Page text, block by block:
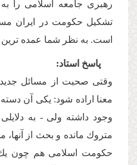
رهبرى جامعه اسلامى را به
تشكیل حكومت در ایران
است. به نظر شما عمده ترین
پاسخ استاد:
وقتى صحبت از مسائل
معنا اراده شود: یكى آن
وجود داشته ولى - به
متروك مانده و بحث از
حكومت اسلامى هم چون